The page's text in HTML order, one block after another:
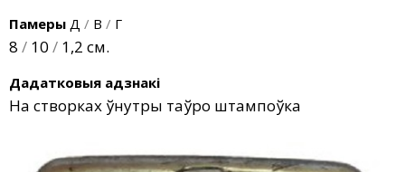
Памеры Д / В / Г
8 / 10 / 1,2 см.
Дадатковыя адзнакі
На створках ўнутры таўро штампоўка